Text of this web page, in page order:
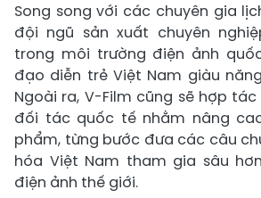
Song song với các chuyên gia
đội ngũ sản xuất chuyên
trong môi trường điện ảnh
đạo diễn trẻ Việt Nam giàu
Ngoài ra, V-Film cũng sẽ hợp
đối tác quốc tế nhằm nâng
phẩm, từng bước đưa các câu
hóa Việt Nam tham gia sâu
điện ảnh thế giới.